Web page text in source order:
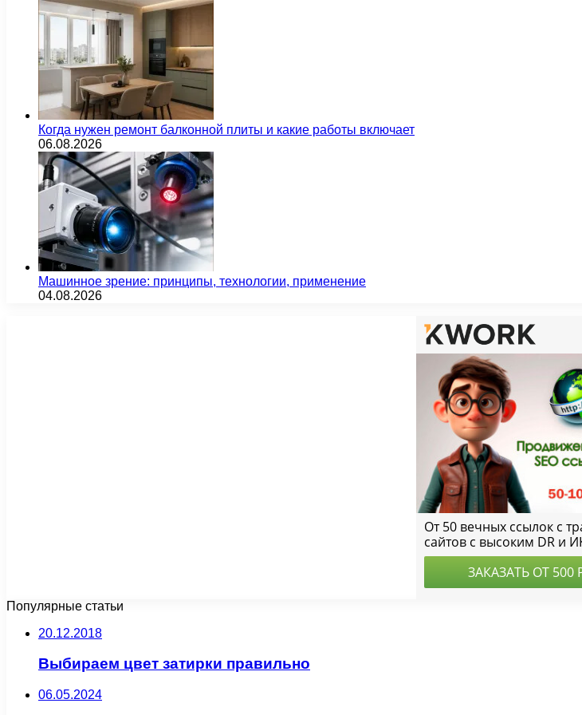
Когда нужен ремонт балконной плиты и какие работы включает
06.08.2026
Машинное зрение: принципы, технологии, применение
04.08.2026
Популярные статьи
20.12.2018
Выбираем цвет затирки правильно
06.05.2024